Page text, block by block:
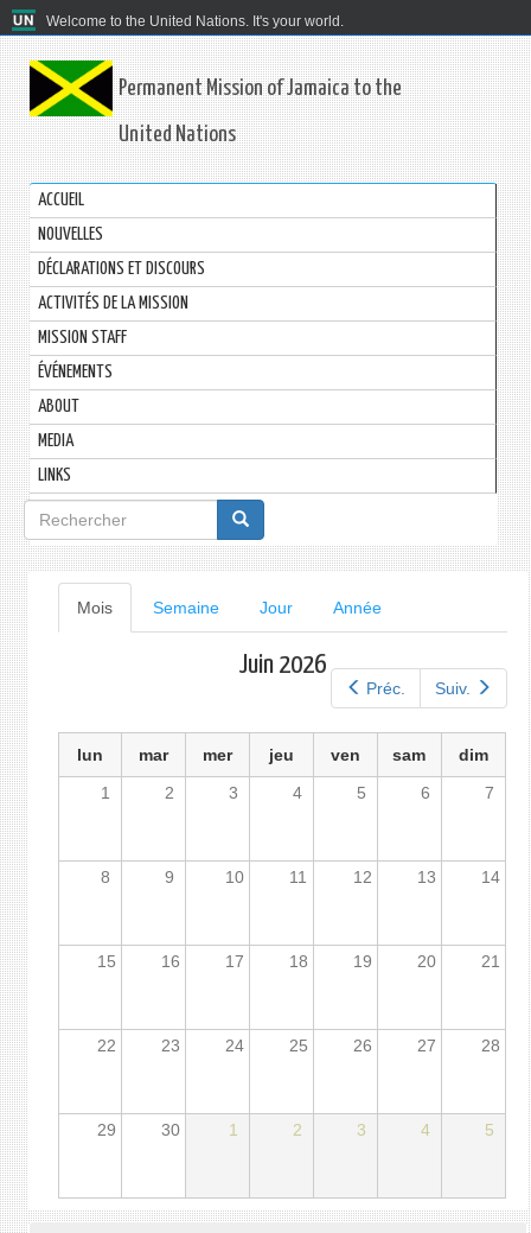
Welcome to the United Nations. It's your world.
Permanent Mission of Jamaica to the
United Nations
ACCUEIL
NOUVELLES
DÉCLARATIONS ET DISCOURS
ACTIVITÉS DE LA MISSION
MISSION STAFF
ÉVÉNEMENTS
ABOUT
MEDIA
LINKS
Formulaire
de
recherche
Onglets
principaux
Mois(onglet
actif)
Semaine Jour Année
Préc. Suiv.
Juin 2026
lun mar mer jeu ven sam
dim
1
2 3 4 5 6 7
8 9 10 11 12 13 14
15 16 17 18 19 20 21
22 23 24 25 26 27 28
29 30 1 2 3 4 5